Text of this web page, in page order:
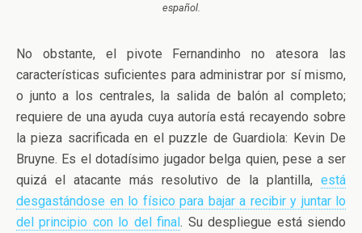
español.
No obstante, el pivote Fernandinho no atesora las
características suficientes para administrar por sí mismo,
o junto a los centrales, la salida de balón al completo;
requiere de una ayuda cuya autoría está recayendo sobre
la pieza sacrificada en el puzzle de Guardiola: Kevin De
Bruyne. Es el dotadísimo jugador belga quien, pese a ser
quizá el atacante más resolutivo de la plantilla, está
desgastándose en lo físico para bajar a recibir y juntar lo
del principio con lo del final. Su despliegue está siendo